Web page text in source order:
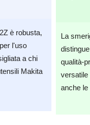
è robusta,
l'uso
a chi
Makita
La
qualità-
versatile
anche le